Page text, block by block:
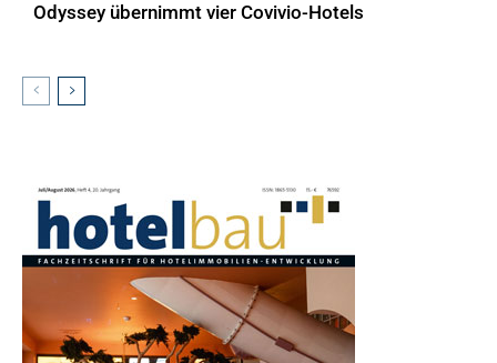
Odyssey übernimmt vier Covivio-Hotels